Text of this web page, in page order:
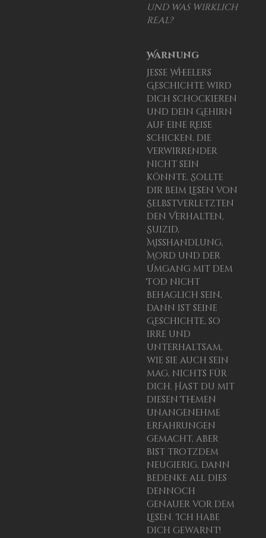
und was wirklich
real?
Warnung
Jesse Wheelers
Geschichte wird
dich schockieren
und dein Gehirn
auf eine Reise
schicken, die
verwirrender
nicht sein
könnte. Sollte
dir beim Lesen von
Selbstverletzten
den Verhalten,
Suizid,
Misshandlung,
Mord und der
Umgang mit dem
Tod nicht
behaglich sein,
dann ist seine
Geschichte, so
irre und
unterhaltsam,
wie sie auch sein
mag, nichts für
dich. Hast du mit
diesen Themen
unangenehme
Erfahrungen
gemacht, aber
bist trotzdem
neugierig, dann
bedenke all dies
dennoch
genauer vor dem
Lesen. Ich habe
dich gewarnt!